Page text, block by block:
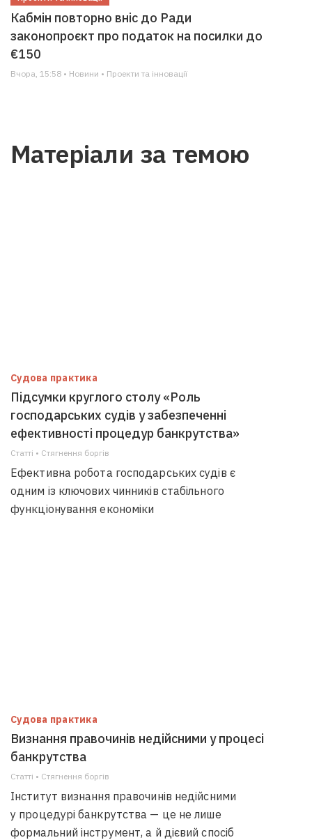
Кабмін повторно вніс до Ради
законопроєкт про податок на посилки до
€150
Вчора, 15:58 • Новини • Проекти та інновації
Матеріали за темою
Судова практика
Підсумки круглого столу «Роль
господарських судів у забезпеченні
ефективності процедур банкрутства»
Статті • Стягнення боргiв
Ефективна робота господарських судів є
одним із ключових чинників стабільного
функціонування економіки
Судова практика
Визнання правочинів недійсними у процесі
банкрутства
Статті • Стягнення боргiв
Інститут визнання правочинів недійсними
у процедурі банкрутства — це не лише
формальний інструмент, а й дієвий спосіб